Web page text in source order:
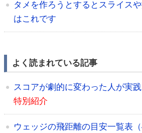
タメを作ろうとするとスライス
はこれです
よく読まれている記事
スコアが劇的に変わった人が実
特別紹介
ウェッジの飛距離の目安一覧表